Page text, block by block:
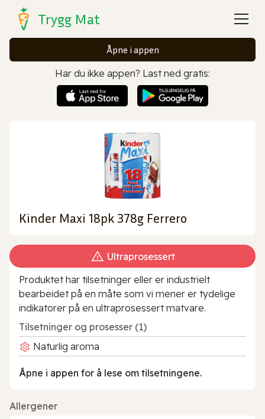
Trygg Mat
Åpne i appen
Har du ikke appen? Last ned gratis:
Kinder Maxi 18pk 378g Ferrero
Ultraprosessert
Produktet har tilsetninger eller er industrielt
bearbeidet på en måte som vi mener er tydelige
indikatorer på en ultraprosessert matvare.
Tilsetninger og prosesser (1)
Naturlig aroma
Åpne i appen for å lese om tilsetningene.
Allergener